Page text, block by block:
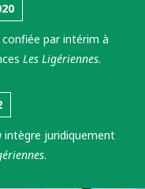
par intérim à
Les Ligériennes.
intègre juridiquement
.